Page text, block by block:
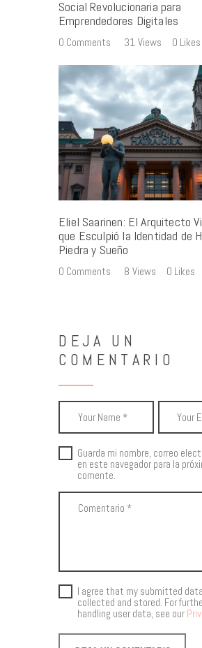
Social Revolucionaria para
Emprendedores Digitales
0 Comments 31 Views 0 Likes
Eliel Saarinen: El Arquitecto
que Esculpió la Identidad de
Piedra y Sueño
0 Comments 8 Views 0 Likes
DEJA UN
COMENTARIO
Guarda mi nombre, correo
en este navegador para la
comente.
I agree that my submitted
collected and stored. For
handling user data, see our